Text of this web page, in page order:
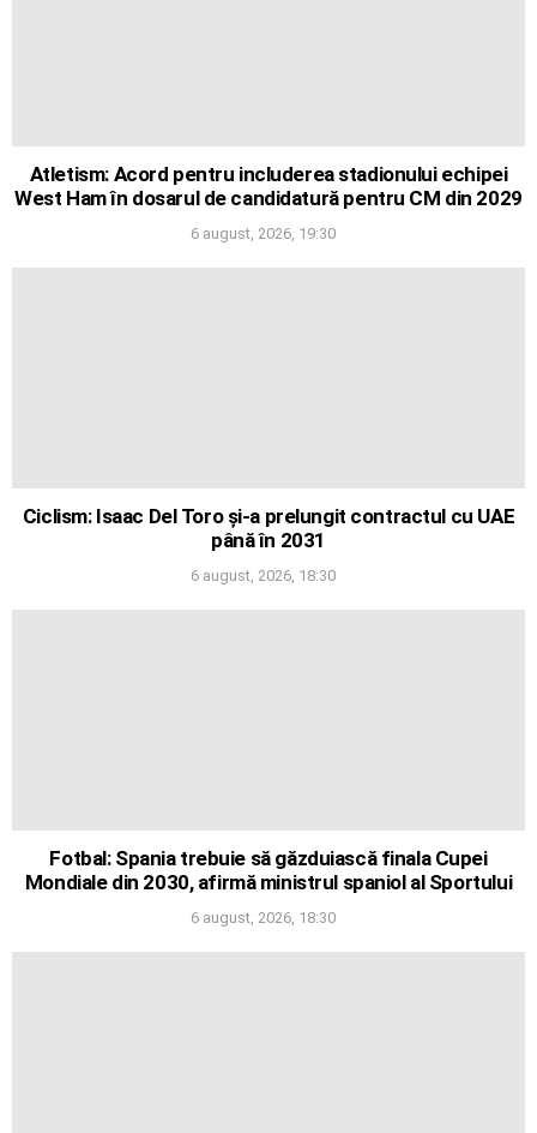
Atletism: Acord pentru includerea stadionului echipei
West Ham în dosarul de candidatură pentru CM din 2029
6 august, 2026, 19:30
Ciclism: Isaac Del Toro și-a prelungit contractul cu UAE
până în 2031
6 august, 2026, 18:30
Fotbal: Spania trebuie să găzduiască finala Cupei
Mondiale din 2030, afirmă ministrul spaniol al Sportului
6 august, 2026, 18:30